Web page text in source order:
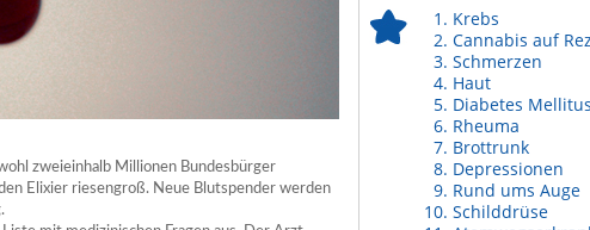
zweieinhalb Millionen Bundesbürger
Elixier riesengroß. Neue Blutspender werden
Krebs
Cannabis auf
Schmerzen
Haut
Diabetes Mellitus
Rheuma
Brottrunk
Depressionen
Rund ums Auge
Schilddrüse